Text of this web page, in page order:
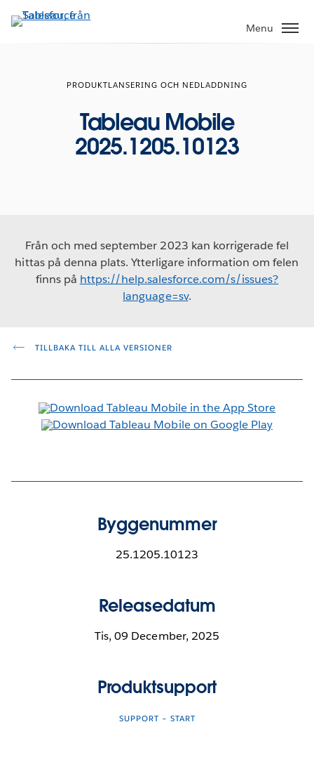
vidare
Menu
PRODUKTLANSERING OCH NEDLADDNING
Tableau Mobile
2025.1205.10123
Från och med september 2023 kan korrigerade fel
hittas på denna plats. Ytterligare information om felen
finns på https://help.salesforce.com/s/issues?
language=sv.
TILLBAKA TILL ALLA VERSIONER
Byggenummer
25.1205.10123
Releasedatum
Tis, 09 December, 2025
Produktsupport
SUPPORT – START